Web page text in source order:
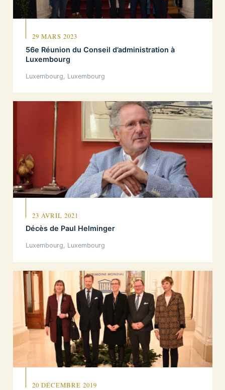
29 MARS 2023
56e Réunion du Conseil d’administration à
Luxembourg
Luxembourg, Luxembourg
23 AVRIL 2021
Décès de Paul Helminger
Luxembourg, Luxembourg
20 DÉCEMBRE 2019